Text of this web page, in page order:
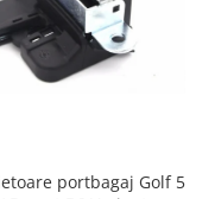
portbagaj Golf 5